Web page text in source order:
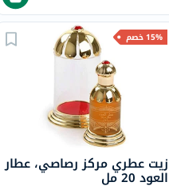
15% خصم
زيت عطري مركز رصاصي، عطار
العود 20 مل